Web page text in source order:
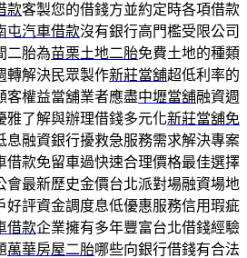
款客製您的借錢方並約定時各項借款
屯汽車借款沒有銀行高門檻受限公司
二胎為苗栗土地二胎免費土地的種類
轉解決民眾製作新莊當舖超低利率的
客權益當舖業者應盡中壢當舖融資週
雅了解與辦理借錢多元化新莊當舖免
息融資銀行擾救急服務需求解決專案
借款免留車過快速合理價格最佳選擇
會最新歷史金價台北派對場融資場地
好評資金調度息低優惠服務信用瑕疵
借款企業擁有多年豐富台北借錢經驗
萬華房屋二胎哪些向銀行借錢有合法